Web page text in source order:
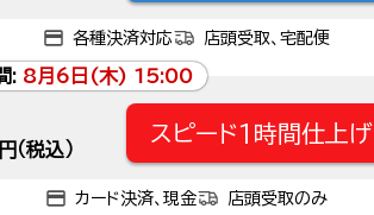
各種決済対応 店頭受取、宅配便
: 8月6日(木) 15:00
（税込）
スピード1時間仕上げ
カード決済、現金 店頭受取のみ